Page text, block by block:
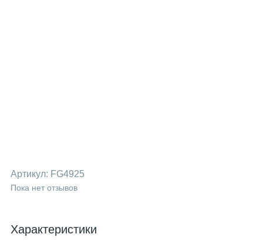
Артикул: FG4925
Пока нет отзывов
Характеристики